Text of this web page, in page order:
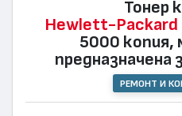
Тонер
Hewlett-Packard
5000 копия,
предназначена
РЕМОНТ И